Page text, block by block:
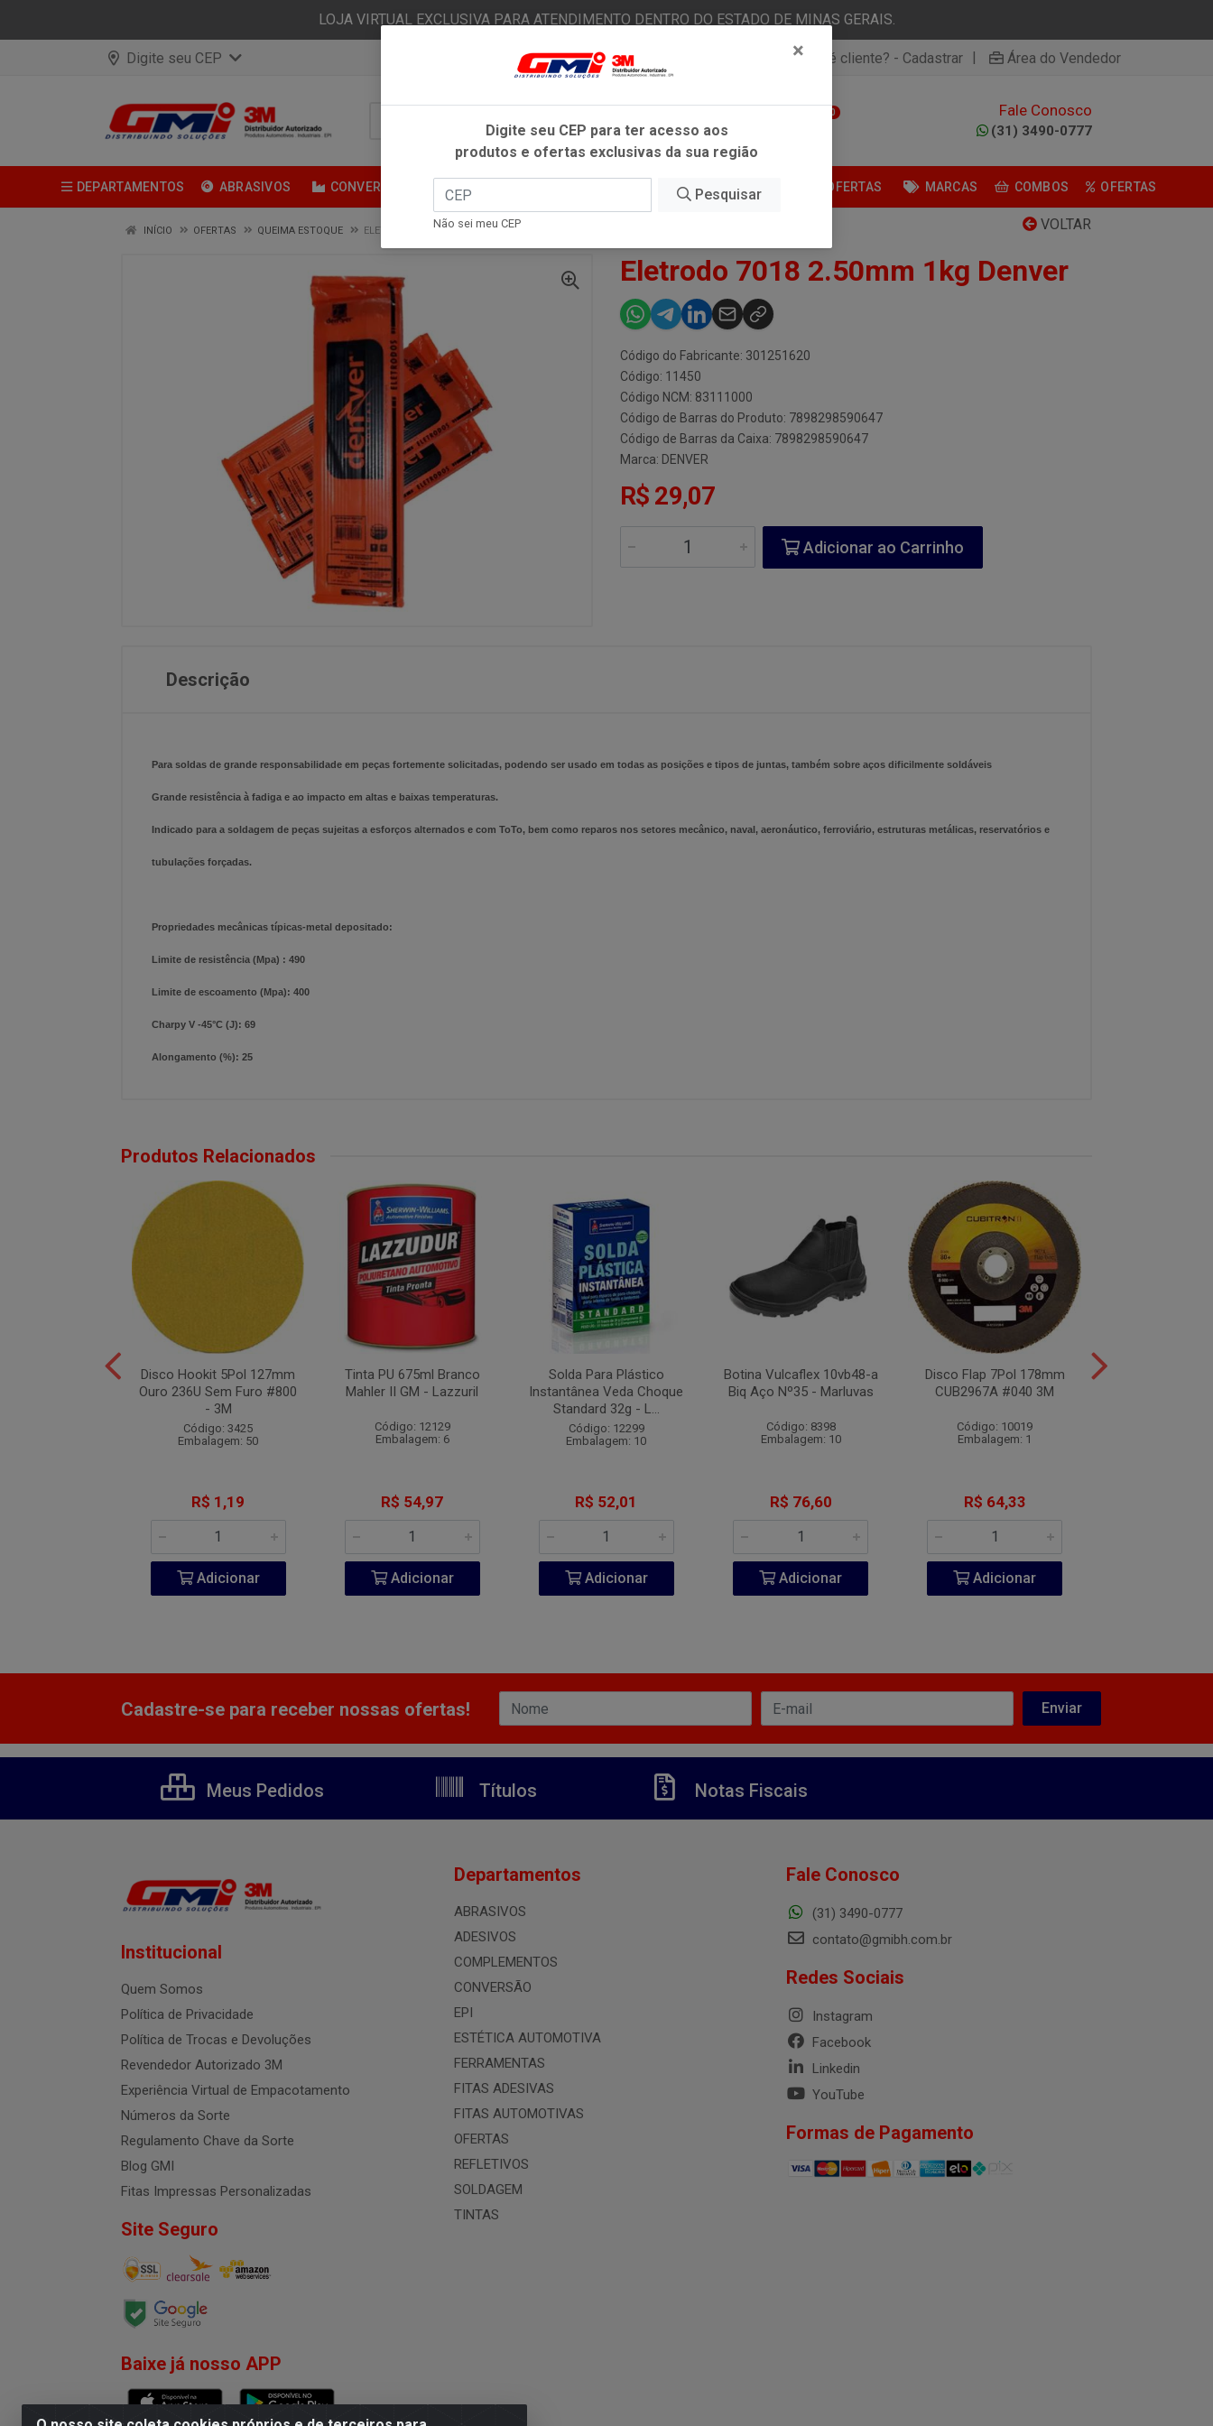
LOJA VIRTUAL EXCLUSIVA PARA ATENDIMENTO DENTRO DO ESTADO DE MINAS GERAIS.
Digite seu CEP Já é cliente? - Entrar Não é cliente? - Cadastrar | Área do Vendedor
0 Fale Conosco
(31) 3490-0777
DEPARTAMENTOS ABRASIVOS CONVERSÃO FITAS ADESIVAS ESTÉTICA AUTOMOTIVA OFERTAS MARCAS COMBOS OFERTAS
VOLTAR
INÍCIO OFERTAS QUEIMA ESTOQUE ELETRODO 7018 2.50MM 1KG DENVER
Eletrodo 7018 2.50mm 1kg Denver
Código do Fabricante: 301251620
Código: 11450
Código NCM: 83111000
Código de Barras do Produto: 7898298590647
Código de Barras da Caixa: 7898298590647
Marca: DENVER
R$ 29,07
Adicionar ao Carrinho
Descrição
Para soldas de grande responsabilidade em peças fortemente solicitadas, podendo ser usado em todas as posições e tipos de juntas, também sobre aços dificilmente soldáveis
Grande resistência à fadiga e ao impacto em altas e baixas temperaturas.
Indicado para a soldagem de peças sujeitas a esforços alternados e com ToTo, bem como reparos nos setores mecânico, naval, aeronáutico, ferroviário, estruturas metálicas, reservatórios e
tubulações forçadas.
Propriedades mecânicas típicas-metal depositado:
Limite de resistência (Mpa) : 490
Limite de escoamento (Mpa): 400
Charpy V -45°C (J): 69
Alongamento (%): 25
Produtos Relacionados
Disco Hookit 5Pol 127mm
Ouro 236U Sem Furo #800
- 3M
Código: 3425
Embalagem: 50
R$ 1,19
Adicionar
Tinta PU 675ml Branco
Mahler II GM - Lazzuril
Código: 12129
Embalagem: 6
R$ 54,97
Adicionar
Solda Para Plástico
Instantânea Veda Choque
Standard 32g - L...
Código: 12299
Embalagem: 10
R$ 52,01
Adicionar
Botina Vulcaflex 10vb48-a
Biq Aço Nº35 - Marluvas
Código: 8398
Embalagem: 10
R$ 76,60
Adicionar
Disco Flap 7Pol 178mm
CUB2967A #040 3M
Código: 10019
Embalagem: 1
R$ 64,33
Adicionar
Cadastre-se para receber nossas ofertas!
Meus Pedidos Títulos Notas Fiscais
Institucional
Quem Somos
Política de Privacidade
Política de Trocas e Devoluções
Revendedor Autorizado 3M
Experiência Virtual de Empacotamento
Números da Sorte
Regulamento Chave da Sorte
Blog GMI
Fitas Impressas Personalizadas
Site Seguro
Baixe já nosso APP
Departamentos
ABRASIVOS
ADESIVOS
COMPLEMENTOS
CONVERSÃO
EPI
ESTÉTICA AUTOMOTIVA
FERRAMENTAS
FITAS ADESIVAS
FITAS AUTOMOTIVAS
OFERTAS
REFLETIVOS
SOLDAGEM
TINTAS
Fale Conosco
(31) 3490-0777
contato@gmibh.com.br
Redes Sociais
Instagram
Facebook
Linkedin
YouTube
Formas de Pagamento
×
Digite seu CEP para ter acesso aos
produtos e ofertas exclusivas da sua região
Pesquisar
Não sei meu CEP